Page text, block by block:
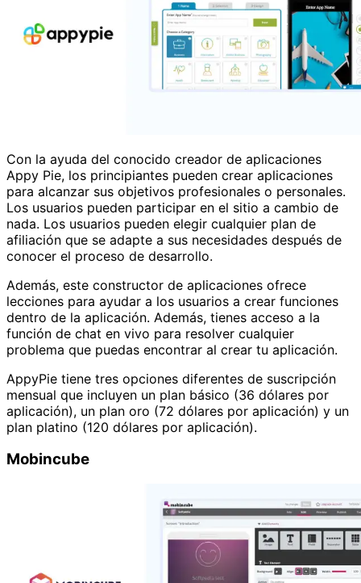
Con la ayuda del conocido creador de aplicaciones
Appy Pie, los principiantes pueden crear aplicaciones
para alcanzar sus objetivos profesionales o personales.
Los usuarios pueden participar en el sitio a cambio de
nada. Los usuarios pueden elegir cualquier plan de
afiliación que se adapte a sus necesidades después de
conocer el proceso de desarrollo.
Además, este constructor de aplicaciones ofrece
lecciones para ayudar a los usuarios a crear funciones
dentro de la aplicación. Además, tienes acceso a la
función de chat en vivo para resolver cualquier
problema que puedas encontrar al crear tu aplicación.
AppyPie tiene tres opciones diferentes de suscripción
mensual que incluyen un plan básico (36 dólares por
aplicación), un plan oro (72 dólares por aplicación) y un
plan platino (120 dólares por aplicación).
Mobincube